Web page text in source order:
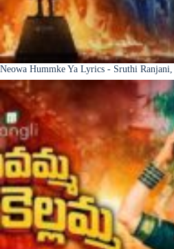
Neowa Hummke Ya Lyrics - Sruthi